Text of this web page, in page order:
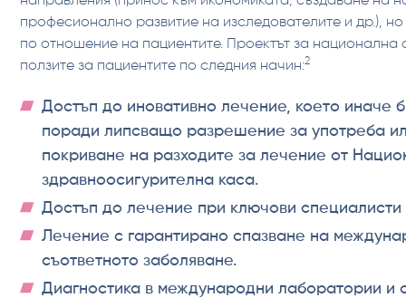
професионално развитие на изследователите и др.),
по отношение на пациентите. Проектът за национална
ползите за пациентите по следния начин:2
Достъп до иновативно лечение, което иначе
поради липсващо разрешение за употреба
покриване на разходите за лечение от
здравноосигурителна каса.
Достъп до лечение при ключови специалисти
Лечение с гарантирано спазване на
съответното заболяване.
Диагностика в международни лаборатории и